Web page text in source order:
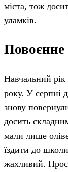
міста, тож
уламків.
Повоєнне
Навчальний рік
року. У серпні
знову
досить
мали лише
їздити до
жахливий.